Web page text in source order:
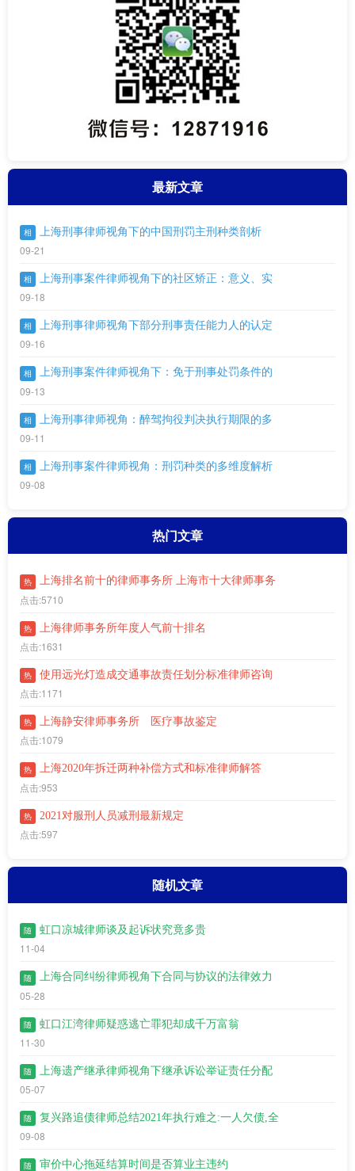
最新文章
相 上海刑事律师视角下的中国刑罚主刑种类剖析
09-21
相 上海刑事案件律师视角下的社区矫正：意义、实
09-18
相 上海刑事律师视角下部分刑事责任能力人的认定
09-16
相 上海刑事案件律师视角下：免于刑事处罚条件的
09-13
相 上海刑事律师视角：醉驾拘役判决执行期限的多
09-11
相 上海刑事案件律师视角：刑罚种类的多维度解析
09-08
热门文章
热 上海排名前十的律师事务所 上海市十大律师事务
点击:5710
热 上海律师事务所年度人气前十排名
点击:1631
热 使用远光灯造成交通事故责任划分标准律师咨询
点击:1171
热 上海静安律师事务所 医疗事故鉴定
点击:1079
热 上海2020年拆迁两种补偿方式和标准律师解答
点击:953
热 2021对服刑人员减刑最新规定
点击:597
随机文章
随 虹口凉城律师谈及起诉状究竟多贵
11-04
随 上海合同纠纷律师视角下合同与协议的法律效力
05-28
随 虹口江湾​律师疑惑逃亡罪犯却成千万富翁
11-30
随 上海遗产继承律师视角下继承诉讼举证责任分配
05-07
随 复兴路追债律师总结2021年执行难之:一人欠债,全
09-08
随 审价中心拖延结算时间是否算业主违约